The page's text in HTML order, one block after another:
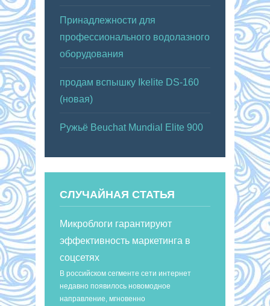
Принадлежности для
профессионального водолазного
оборудования
продам вспышку Ikelite DS-160
(новая)
Ружьё Beuchat Mundial Elite 900
СЛУЧАЙНАЯ СТАТЬЯ
Микроблоги гарантируют
эффективность маркетинга в
соцсетях
В российском сегменте сети интернет
недавно появилось новомодное
направление, мгновенно